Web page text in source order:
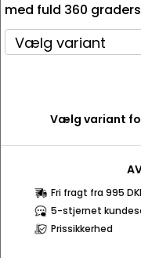
med fuld 360
Vælg variant
Fri fragt fra 995
5-stjernet
Prissikkerhed